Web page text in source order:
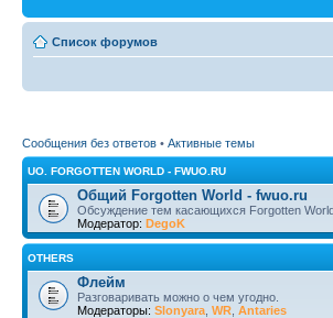
Список форумов
Сообщения без ответов • Активные темы
UO. FORGOTTEN WORLD - FWUO.RU
Общий Forgotten World - fwuo.ru
Обсуждение тем касающихся Forgotten
Модератор: DegoK
OTHERS
Флейм
Разговаривать можно о чем угодно.
Модераторы: Slonyara WR Antaries